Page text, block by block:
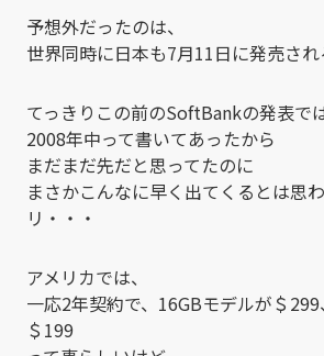
予想外だったのは、
世界同時に日本も7月11日に発売され
てっきりこの前のSoftBankの発表で
2008年中って書いてあったから
まだまだ先だと思ってたのに
まさかこんなに早く出てくるとは思
リ・・・
アメリカでは、
一応2年契約で、16GBモデルが＄
＄199